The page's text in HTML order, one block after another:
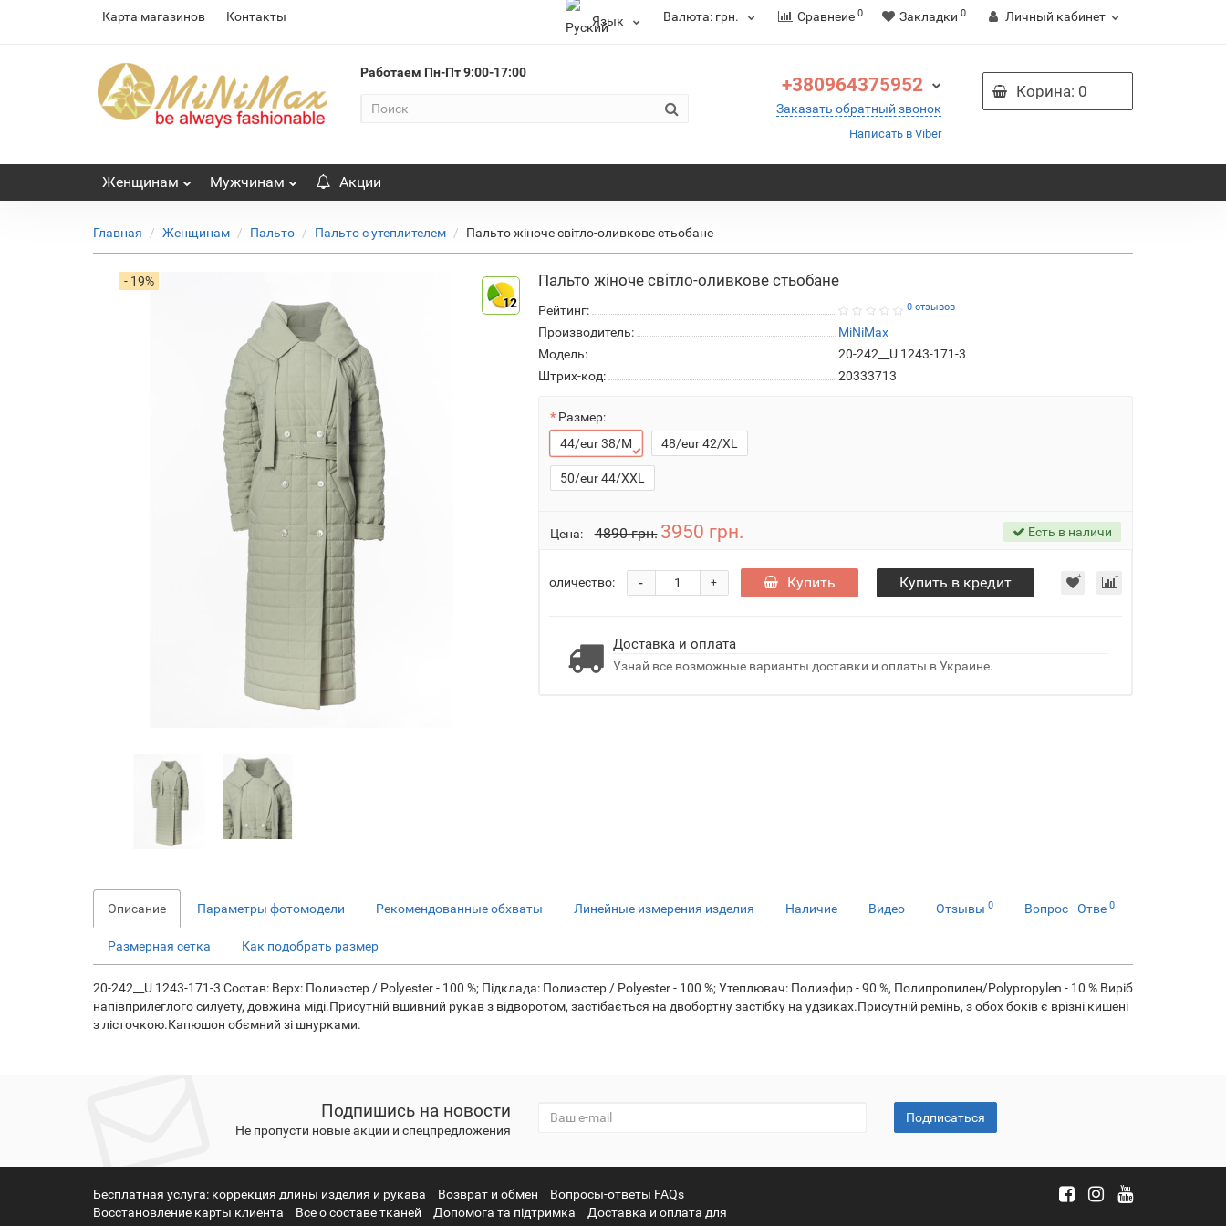
Карта магазинов Контакты Язык Валюта: грн. Сравнеие 0 Закладки 0 Личный кабинет
Работаем Пн-Пт 9:00-17:00
+380964375952
Заказать обратный звонок
Написать в Viber
Корина: 0
Женщинам Мужчинам Акции
Главная Женщинам Пальто Пальто с утеплителем Пальто жіноче світло-оливкове стьобане
12
- 19% Пальто жіноче світло-оливкове стьобане
Рейтинг: 0 отзывов
Производитель:
MiNiMax
Модель:
20-242__U 1243-171-3
Штрих-код:
20333713
Размер:
44/eur 38/M
48/eur 42/XL
50/eur 44/XXL
Цена: 4890 грн. 3950 грн. Есть в наличи
оличество: +
- Купить Купить в кредит
Доставка и оплата
Узнай все возможные варианты доставки и оплаты в Украине.
Описание Параметры фотомодели Рекомендованные обхваты Линейные измерения изделия Наличие Видео Отзывы 0 Вопрос - Отве 0
Размерная сетка Как подобрать размер
20-242__U 1243-171-3 Состав: Верх: Полиэстер / Polyester - 100 %; Підклада: Полиэстер / Polyester - 100 %; Утеплювач: Полиэфир - 90 %, Полипропилен/Polypropylen - 10 % Виріб
напівприлеглого силуету, довжина міді.Присутній вшивний рукав з відворотом, застібається на двобортну застібку на удзиках.Присутній ремінь, з обох боків є врізні кишені
з лісточкою.Капюшон обємний зі шнурками.
Подпишись на новости
Не пропусти новые акции и спецпредложения
Подписаться
Бесплатная услуга: коррекция длины изделия и рукава Возврат и обмен
Вопросы-ответы FAQs
Восстановление карты клиента
Все о составе тканей Допомога та підтримка
Доставка и оплата для